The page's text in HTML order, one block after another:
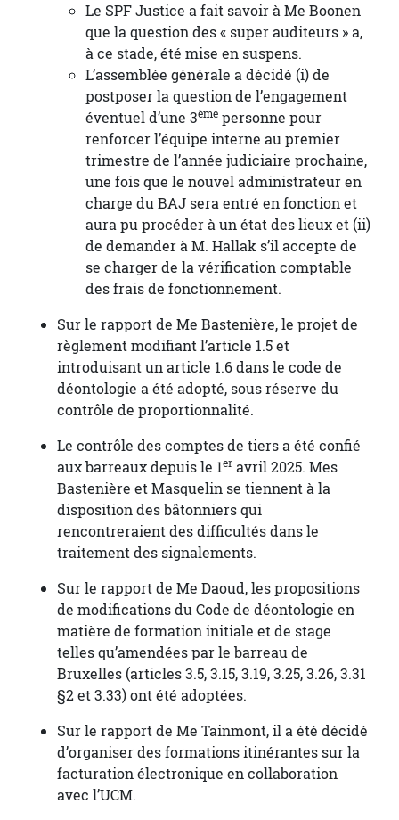
Le SPF Justice a fait savoir à Me Boonen
que la question des « super auditeurs » a,
à ce stade, été mise en suspens.
L’assemblée générale a décidé (i) de
postposer la question de l’engagement
éventuel d’une 3ème personne pour
renforcer l’équipe interne au premier
trimestre de l’année judiciaire prochaine,
une fois que le nouvel administrateur en
charge du BAJ sera entré en fonction et
aura pu procéder à un état des lieux et (ii)
de demander à M. Hallak s’il accepte de
se charger de la vérification comptable
des frais de fonctionnement.
Sur le rapport de Me Bastenière, le projet de
règlement modifiant l’article 1.5 et
introduisant un article 1.6 dans le code de
déontologie a été adopté, sous réserve du
contrôle de proportionnalité.
Le contrôle des comptes de tiers a été confié
aux barreaux depuis le 1er avril 2025. Mes
Bastenière et Masquelin se tiennent à la
disposition des bâtonniers qui
rencontreraient des difficultés dans le
traitement des signalements.
Sur le rapport de Me Daoud, les propositions
de modifications du Code de déontologie en
matière de formation initiale et de stage
telles qu’amendées par le barreau de
Bruxelles (articles 3.5, 3.15, 3.19, 3.25, 3.26, 3.31
§2 et 3.33) ont été adoptées.
Sur le rapport de Me Tainmont, il a été décidé
d’organiser des formations itinérantes sur la
facturation électronique en collaboration
avec l’UCM.